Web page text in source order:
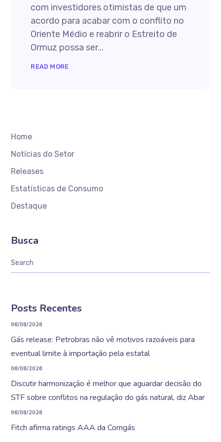
com investidores otimistas de que um
acordo para acabar com o conflito no
Oriente Médio e reabrir o Estreito de
Ormuz possa ser...
READ MORE
Home
Notícias do Setor
Releases
Estatísticas de Consumo
Destaque
Busca
Posts Recentes
06/08/2026
Gás release: Petrobras não vê motivos razoáveis para
eventual limite à importação pela estatal
06/08/2026
Discutir harmonização é melhor que aguardar decisão do
STF sobre conflitos na regulação do gás natural, diz Abar
06/08/2026
Fitch afirma ratings AAA da Comgás